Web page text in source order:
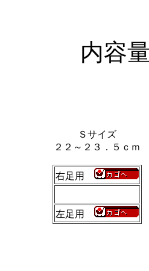
内容
Ｓサイズ
２２～２３．５ｃｍ
右足用
左足用